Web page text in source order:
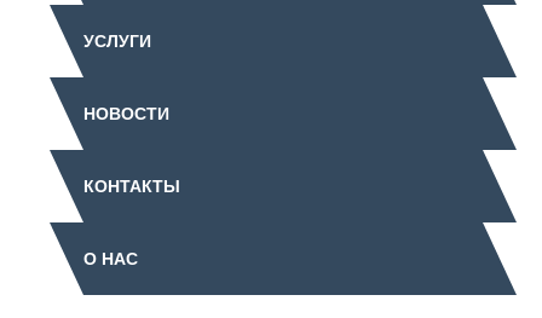
УСЛУГИ
НОВОСТИ
КОНТАКТЫ
О НАС